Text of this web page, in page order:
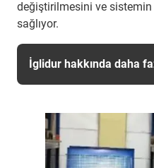
değiştirilmesini ve sistemin
sağlıyor.
İglidur hakkında daha